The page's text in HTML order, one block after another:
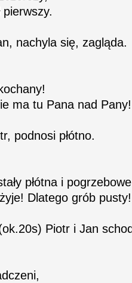
pierwszy.
nachyla się, zagląda.
ma tu Pana nad Pany!
podnosi płótno.
płótna i
Dlatego grób pusty!
Piotr i Jan